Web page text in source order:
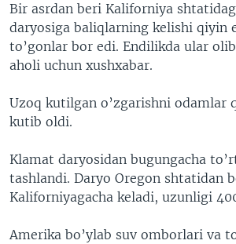
Bir asrdan beri Kaliforniya
daryosiga baliqlarning kelishi qiyin
to’gonlar bor edi. Endilikda ular
aholi uchun xushxabar.
Uzoq kutilgan o’zgarishni odamlar
kutib oldi.
Klamat daryosidan bugungacha
tashlandi. Daryo Oregon shtatidan
Kaliforniyagacha keladi, uzunligi
Amerika bo’ylab suv omborlari va